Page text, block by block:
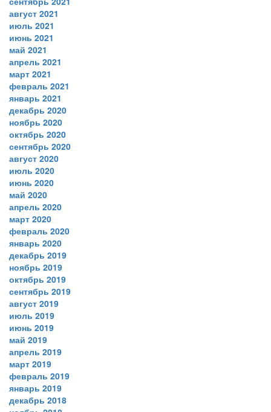
август 2021
июль 2021
июнь 2021
май 2021
апрель 2021
март 2021
февраль 2021
январь 2021
декабрь 2020
ноябрь 2020
октябрь 2020
сентябрь 2020
август 2020
июль 2020
июнь 2020
май 2020
апрель 2020
март 2020
февраль 2020
январь 2020
декабрь 2019
ноябрь 2019
октябрь 2019
сентябрь 2019
август 2019
июль 2019
июнь 2019
май 2019
апрель 2019
март 2019
февраль 2019
январь 2019
декабрь 2018